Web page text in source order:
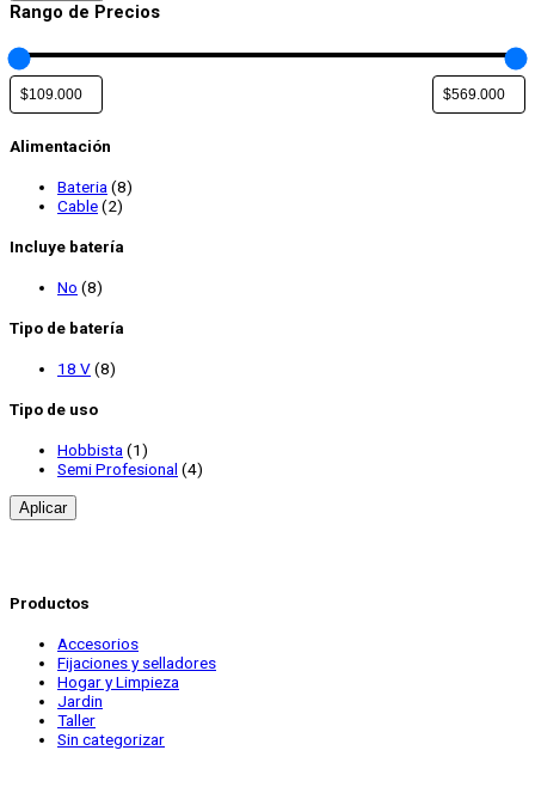
Rango de Precios
Alimentación
Bateria (8)
Cable(2)
Incluye batería
No (8)
Tipo de batería
18 V(8)
Tipo de uso
Hobbista (1)
Semi Profesional (4)
Aplicar
Productos
Accesorios
Fijaciones y selladores
Hogar y Limpieza
Jardin
Taller
Sin categorizar